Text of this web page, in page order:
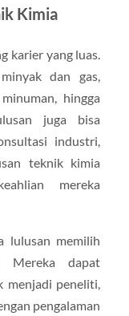
Kimia
karier yang luas.
dan gas,
hingga
juga bisa
industri,
teknik kimia
mereka
lulusan memilih
Mereka dapat
menjadi peneliti,
pengalaman